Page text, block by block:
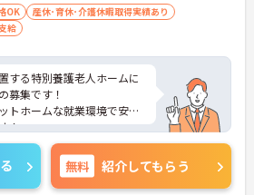
OK
産休･育休･介護休暇取得実績あり
給
する特別養護老人ホームに
募集です！
トホームな就業環境で安心
！
対策ポイントなど、さらに
のでお気軽にご相談くださ
無料 紹介してもらう